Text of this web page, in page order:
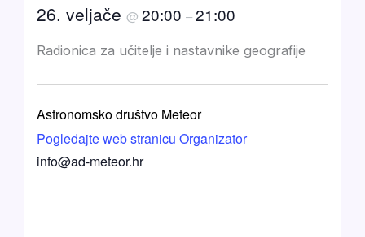
26. veljače@20:00–21:00
Radionica za učitelje i nastavnike geografije
Astronomsko društvo Meteor
Pogledajte web stranicu Organizator
info@ad-meteor.hr